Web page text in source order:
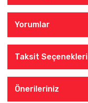
Yorumlar
Taksit Seçenekleri
Önerileriniz